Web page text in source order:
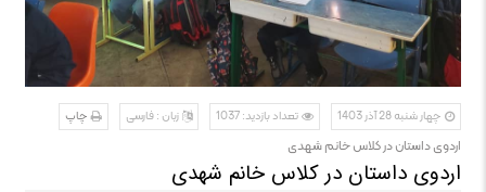
چهار شنبه 28 آذر 1403 تعداد بازدید: 1037 زبان : فارسی چاپ
اردوی داستان در کلاس خانم شهدی
اردوی داستان در کلاس خانم شهدی